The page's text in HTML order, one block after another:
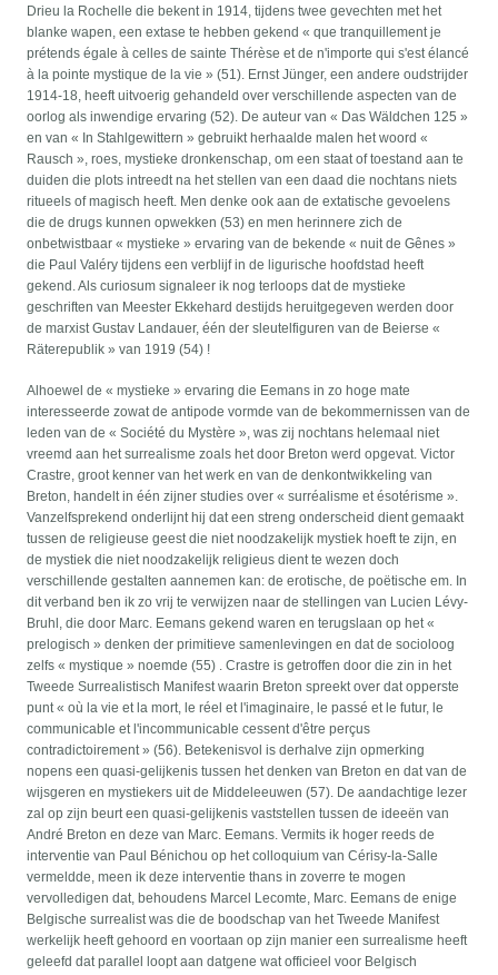
Drieu la Rochelle die bekent in 1914, tijdens twee gevechten met het
blanke wapen, een extase te hebben gekend « que tranquillement je
prétends égale à celles de sainte Thérèse et de n'importe qui s'est élancé
à la pointe mystique de la vie » (51). Ernst Jünger, een andere oudstrijder
1914-18, heeft uitvoerig gehandeld over verschillende aspecten van de
oorlog als inwendige ervaring (52). De auteur van « Das Wäldchen 125 »
en van « In Stahlgewittern » gebruikt herhaalde malen het woord «
Rausch », roes, mystieke dronkenschap, om een staat of toestand aan te
duiden die plots intreedt na het stellen van een daad die nochtans niets
ritueels of magisch heeft. Men denke ook aan de extatische gevoelens
die de drugs kunnen opwekken (53) en men herinnere zich de
onbetwistbaar « mystieke » ervaring van de bekende « nuit de Gênes »
die Paul Valéry tijdens een verblijf in de ligurische hoofdstad heeft
gekend. Als curiosum signaleer ik nog terloops dat de mystieke
geschriften van Meester Ekkehard destijds heruitgegeven werden door
de marxist Gustav Landauer, één der sleutelfiguren van de Beierse «
Räterepublik » van 1919 (54) !
Alhoewel de « mystieke » ervaring die Eemans in zo hoge mate
interesseerde zowat de antipode vormde van de bekommernissen van de
leden van de « Société du Mystère », was zij nochtans helemaal niet
vreemd aan het surrealisme zoals het door Breton werd opgevat. Victor
Crastre, groot kenner van het werk en van de denkontwikkeling van
Breton, handelt in één zijner studies over « surréalisme et ésotérisme ».
Vanzelfsprekend onderlijnt hij dat een streng onderscheid dient gemaakt
tussen de religieuse geest die niet noodzakelijk mystiek hoeft te zijn, en
de mystiek die niet noodzakelijk religieus dient te wezen doch
verschillende gestalten aannemen kan: de erotische, de poëtische em. In
dit verband ben ik zo vrij te verwijzen naar de stellingen van Lucien Lévy-
Bruhl, die door Marc. Eemans gekend waren en terugslaan op het «
prelogisch » denken der primitieve samenlevingen en dat de socioloog
zelfs « mystique » noemde (55) . Crastre is getroffen door die zin in het
Tweede Surrealistisch Manifest waarin Breton spreekt over dat opperste
punt « où la vie et la mort, le réel et l'imaginaire, le passé et le futur, le
communicable et l'incommunicable cessent d'être perçus
contradictoirement » (56). Betekenisvol is derhalve zijn opmerking
nopens een quasi-gelijkenis tussen het denken van Breton en dat van de
wijsgeren en mystiekers uit de Middeleeuwen (57). De aandachtige lezer
zal op zijn beurt een quasi-gelijkenis vaststellen tussen de ideeën van
André Breton en deze van Marc. Eemans. Vermits ik hoger reeds de
interventie van Paul Bénichou op het colloquium van Cérisy-la-Salle
vermeldde, meen ik deze interventie thans in zoverre te mogen
vervolledigen dat, behoudens Marcel Lecomte, Marc. Eemans de enige
Belgische surrealist was die de boodschap van het Tweede Manifest
werkelijk heeft gehoord en voortaan op zijn manier een surrealisme heeft
geleefd dat parallel loopt aan datgene wat officieel voor Belgisch